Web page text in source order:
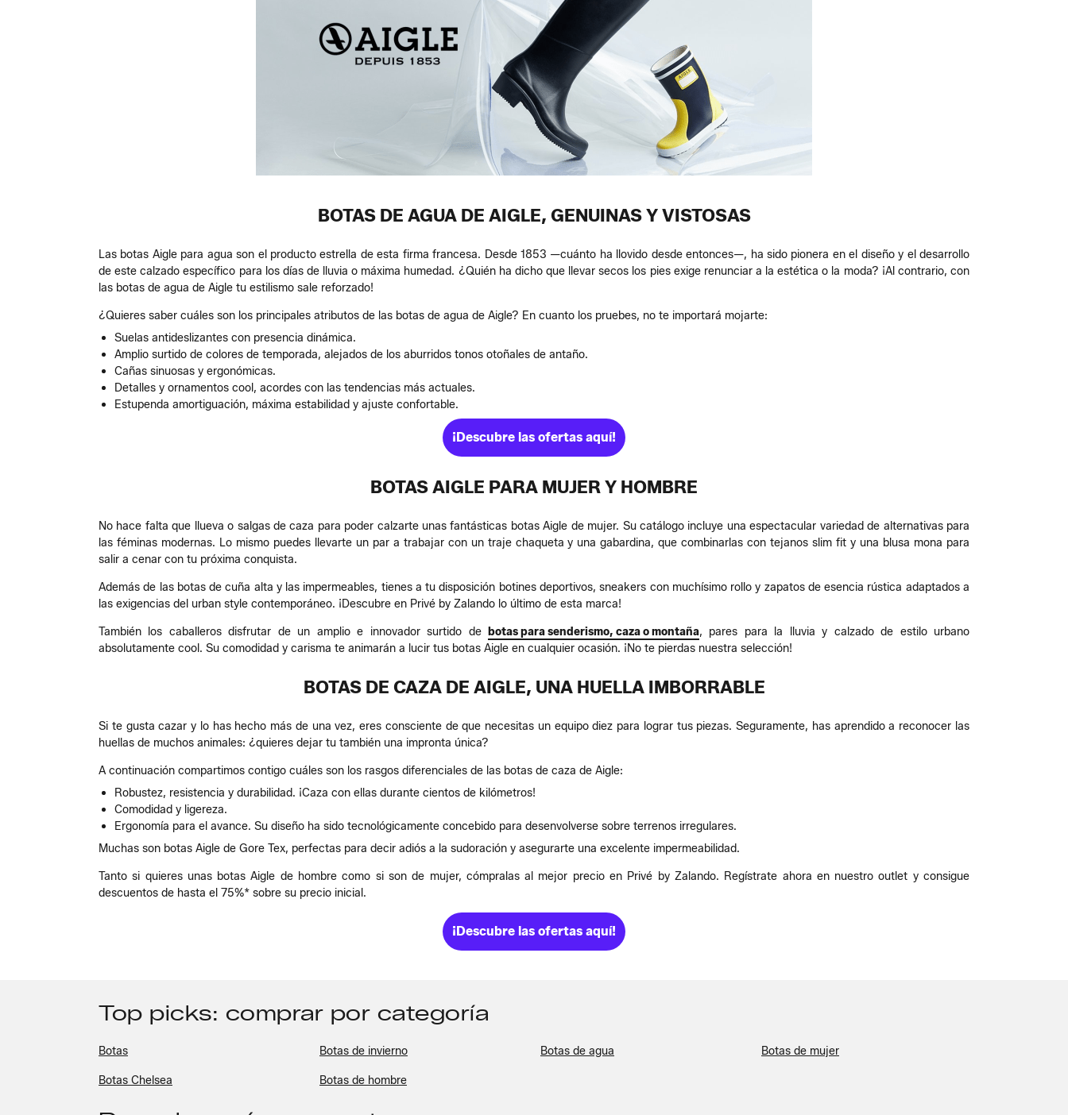
BOTAS DE AGUA DE AIGLE, GENUINAS Y VISTOSAS
Las botas Aigle para agua son el producto estrella de esta firma francesa. Desde 1853 —cuánto ha llovido desde entonces—, ha sido pionera en el diseño y el desarrollo
de este calzado específico para los días de lluvia o máxima humedad. ¿Quién ha dicho que llevar secos los pies exige renunciar a la estética o la moda? ¡Al contrario, con
las botas de agua de Aigle tu estilismo sale reforzado!
¿Quieres saber cuáles son los principales atributos de las botas de agua de Aigle? En cuanto los pruebes, no te importará mojarte:
Suelas antideslizantes con presencia dinámica.
Amplio surtido de colores de temporada, alejados de los aburridos tonos otoñales de antaño.
Cañas sinuosas y ergonómicas.
Detalles y ornamentos cool, acordes con las tendencias más actuales.
Estupenda amortiguación, máxima estabilidad y ajuste confortable.
¡Descubre las ofertas aquí!
BOTAS AIGLE PARA MUJER Y HOMBRE
No hace falta que llueva o salgas de caza para poder calzarte unas fantásticas botas Aigle de mujer. Su catálogo incluye una espectacular variedad de alternativas para
las féminas modernas. Lo mismo puedes llevarte un par a trabajar con un traje chaqueta y una gabardina, que combinarlas con tejanos slim fit y una blusa mona para
salir a cenar con tu próxima conquista.
Además de las botas de cuña alta y las impermeables, tienes a tu disposición botines deportivos, sneakers con muchísimo rollo y zapatos de esencia rústica adaptados a
las exigencias del urban style contemporáneo. ¡Descubre en Privé by Zalando lo último de esta marca!
También los caballeros disfrutar de un amplio e innovador surtido de botas para senderismo, caza o montaña, pares para la lluvia y calzado de estilo urbano
absolutamente cool. Su comodidad y carisma te animarán a lucir tus botas Aigle en cualquier ocasión. ¡No te pierdas nuestra selección!
BOTAS DE CAZA DE AIGLE, UNA HUELLA IMBORRABLE
Si te gusta cazar y lo has hecho más de una vez, eres consciente de que necesitas un equipo diez para lograr tus piezas. Seguramente, has aprendido a reconocer las
huellas de muchos animales: ¿quieres dejar tu también una impronta única?
A continuación compartimos contigo cuáles son los rasgos diferenciales de las botas de caza de Aigle:
Robustez, resistencia y durabilidad. ¡Caza con ellas durante cientos de kilómetros!
Comodidad y ligereza.
Ergonomía para el avance. Su diseño ha sido tecnológicamente concebido para desenvolverse sobre terrenos irregulares.
Muchas son botas Aigle de Gore Tex, perfectas para decir adiós a la sudoración y asegurarte una excelente impermeabilidad.
Tanto si quieres unas botas Aigle de hombre como si son de mujer, cómpralas al mejor precio en Privé by Zalando. Regístrate ahora en nuestro outlet y consigue
descuentos de hasta el 75%* sobre su precio inicial.
¡Descubre las ofertas aquí!
Top picks: comprar por categoría
Botas Botas de invierno Botas de agua Botas de mujer
Botas Chelsea Botas de hombre